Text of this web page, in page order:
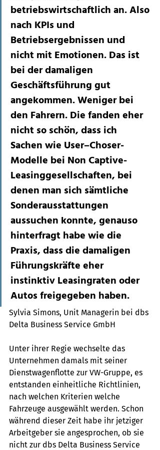
betriebswirtschaftlich an. Also
nach KPIs und
Betriebsergebnissen und
nicht mit Emotionen. Das ist
bei der damaligen
Geschäftsführung gut
angekommen. Weniger bei
den Fahrern. Die fanden eher
nicht so schön, dass ich
Sachen wie User–Choser-
Modelle bei Non Captive-
Leasinggesellschaften, bei
denen man sich sämtliche
Sonderausstattungen
aussuchen konnte, genauso
hinterfragt habe wie die
Praxis, dass die damaligen
Führungskräfte eher
instinktiv Leasingraten oder
Autos freigegeben haben.
Sylvia Simons, Unit Managerin bei dbs
Delta Business Service GmbH
Unter ihrer Regie wechselte das
Unternehmen damals mit seiner
Dienstwagenflotte zur VW-Gruppe, es
entstanden einheitliche Richtlinien,
nach welchen Kriterien welche
Fahrzeuge ausgewählt werden. Schon
während dieser Zeit habe ihr jetziger
Arbeitgeber sie angesprochen, ob sie
nicht zur dbs Delta Business Service